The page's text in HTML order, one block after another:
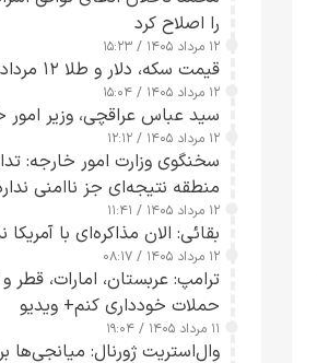
را اصلاح کرد
۱۲ مرداد ۱۴۰۵ / ۱۵:۲۳
قیمت سکه، دلار و طلا ۱۲ مرداد+ جدول
۱۲ مرداد ۱۴۰۵ / ۱۵:۰۴
سید عباس عراقچی، وزیر امور
۱۲ مرداد ۱۴۰۵ / ۱۲:۱۲
سخنگوی وزارت امور خارجه:
منطقه نتیجه‌ای جز ناامنی
۱۲ مرداد ۱۴۰۵ / ۱۱:۴۱
بقائی: الان مذاکره‌ای با آمریکا
۱۲ مرداد ۱۴۰۵ / ۰۸:۱۷
ترامپ: عربستان، امارات، قطر
حملات خودداری کنم+ ویدیو
۱۱ مرداد ۱۴۰۵ / ۱۹:۰۴
وال‌استریت ژورنال: میانجی‌ها